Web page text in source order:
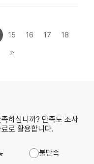
15 16 17
18
하십니까? 만족도 조사
로 활용합니다.
불만족